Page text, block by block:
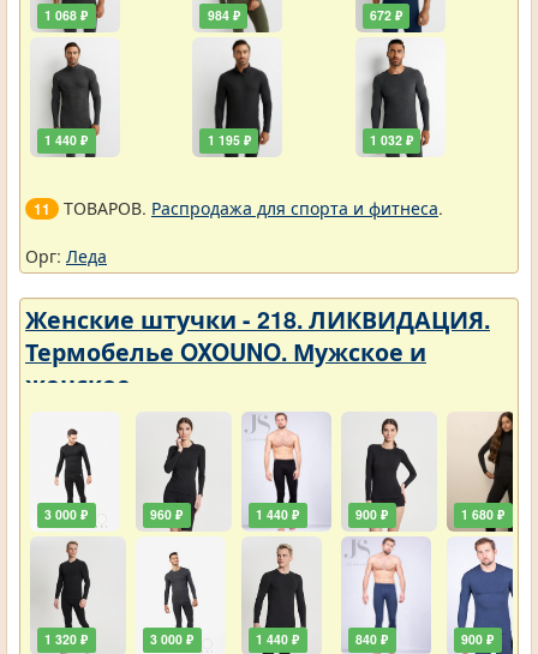
1 068 ₽
1 440 ₽
984 ₽
1 195 ₽
672 ₽
1 032 ₽
11 ТОВАРОВ. Распродажа для спорта и фитнеса.
Орг: Леда
Женские штучки - 218. ЛИКВИДАЦИЯ.
Термобелье OXOUNO. Мужское и
женское
3 000 ₽
1 320 ₽
960 ₽
3 000 ₽
1 440 ₽
1 440 ₽
900 ₽
840 ₽
1 680 ₽
900 ₽